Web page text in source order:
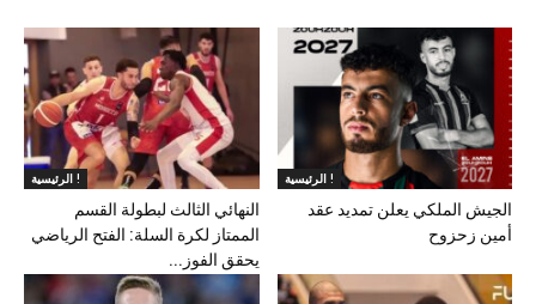
الرئيسية !
النهائي الثالث لبطولة القسم
الممتاز لكرة السلة: الفتح الرياضي
يحقق الفوز...
الرئيسية !
الجيش الملكي يعلن تمديد عقد
أمين زحزوح